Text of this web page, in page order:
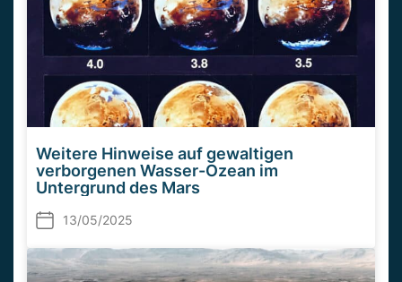
Weitere Hinweise auf gewaltigen
verborgenen Wasser-Ozean im
Untergrund des Mars
13/05/2025